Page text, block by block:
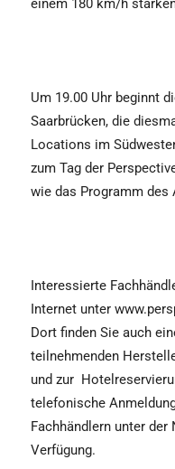
einem 180 km/h
Um 19.00 Uhr beginnt
Saarbrücken, die
Locations im
zum Tag der
wie das Programm des
Interessierte
Internet unter
Dort finden Sie auch
teilnehmenden
und zur
telefonische
Fachhändlern unter
Verfügung.